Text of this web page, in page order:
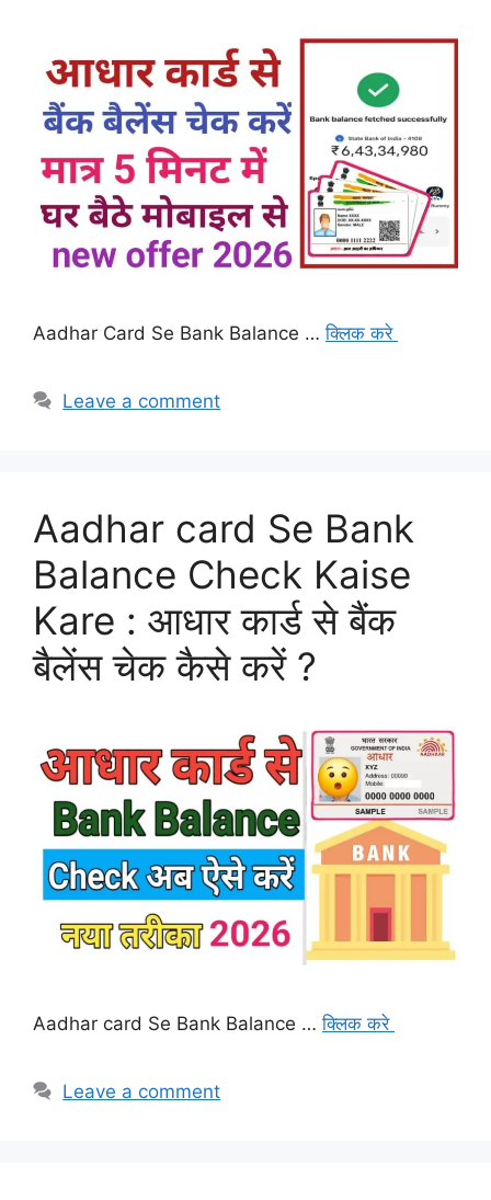
Aadhar Card Se Bank Balance …क्लिक करे
Leave a comment
Aadhar card Se Bank
Balance Check Kaise
Kare : आधार कार्ड से बैंक
बैलेंस चेक कैसे करें ?
Aadhar card Se Bank Balance …क्लिक करे
Leave a comment